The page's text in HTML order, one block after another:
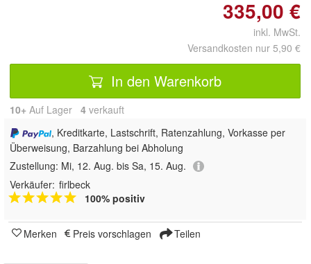
335,00 €
inkl. MwSt.
Versandkosten nur 5,90 €
In den Warenkorb
10+ Auf Lager 4 verkauft
, Kreditkarte, Lastschrift, Ratenzahlung, Vorkasse per
Überweisung, Barzahlung bei Abholung
Zustellung: Mi, 12. Aug. bis Sa, 15. Aug.
Verkäufer: firlbeck
100% positiv
Merken Preis vorschlagen Teilen